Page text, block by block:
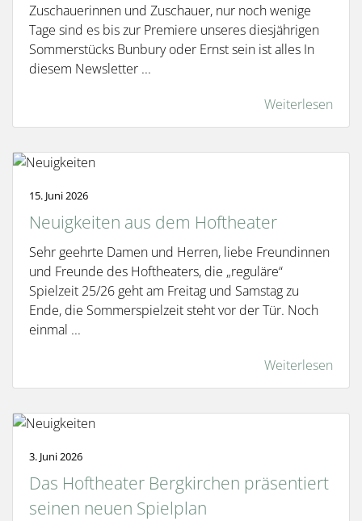
Zuschauerinnen und Zuschauer, nur noch wenige
Tage sind es bis zur Premiere unseres diesjährigen
Sommerstücks Bunbury oder Ernst sein ist alles In
diesem Newsletter ...
Weiterlesen
15. Juni 2026
Neuigkeiten aus dem Hoftheater
Sehr geehrte Damen und Herren, liebe Freundinnen
und Freunde des Hoftheaters, die „reguläre“
Spielzeit 25/26 geht am Freitag und Samstag zu
Ende, die Sommerspielzeit steht vor der Tür. Noch
einmal ...
Weiterlesen
3. Juni 2026
Das Hoftheater Bergkirchen präsentiert
seinen neuen Spielplan